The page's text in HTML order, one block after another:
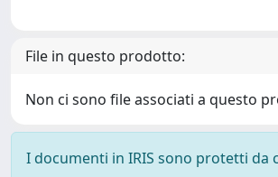
File in questo prodotto:
Non ci sono file associati a questo
I documenti in IRIS sono protetti